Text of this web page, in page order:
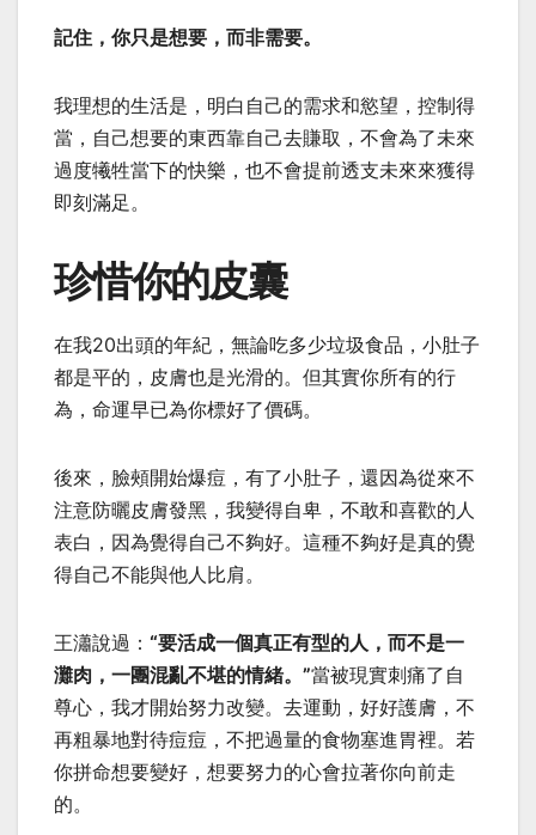
記住，你只是想要，而非需要。
我理想的生活是，明白自己的需求和慾望，控制得
當，自己想要的東西靠自己去賺取，不會為了未來
過度犧牲當下的快樂，也不會提前透支未來來獲得
即刻滿足。
珍惜你的皮囊
在我20出頭的年紀，無論吃多少垃圾食品，小肚子
都是平的，皮膚也是光滑的。但其實你所有的行
為，命運早已為你標好了價碼。
後來，臉頰開始爆痘，有了小肚子，還因為從來不
注意防曬皮膚發黑，我變得自卑，不敢和喜歡的人
表白，因為覺得自己不夠好。這種不夠好是真的覺
得自己不能與他人比肩。
王瀟說過： “要活成一個真正有型的人，而不是一
灘肉，一團混亂不堪的情緒。”當被現實刺痛了自
尊心，我才開始努力改變。去運動，好好護膚，不
再粗暴地對待痘痘，不把過量的食物塞進胃裡。若
你拼命想要變好，想要努力的心會拉著你向前走
的。